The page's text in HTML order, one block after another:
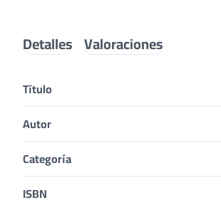
Detalles Valoraciones
Título
Autor
Categoría
ISBN